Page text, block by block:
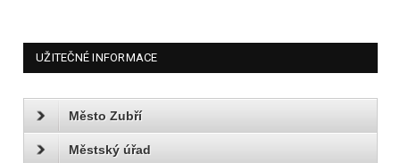
UŽITEČNÉ INFORMACE
Město Zubří
Městský úřad